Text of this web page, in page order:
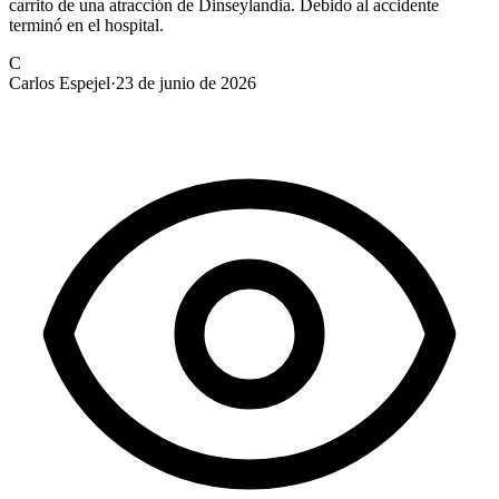
carrito de una atracción de Dinseylandia. Debido al accidente
terminó en el hospital.
C
Carlos Espejel·23 de junio de 2026